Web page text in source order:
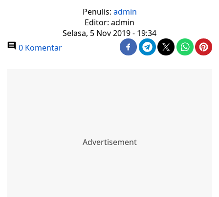
Penulis: admin
Editor: admin
Selasa, 5 Nov 2019 - 19:34
0 Komentar